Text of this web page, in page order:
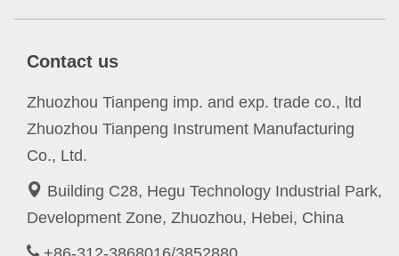
Contact us
Zhuozhou Tianpeng imp. and exp. trade co., ltd
Zhuozhou Tianpeng Instrument Manufacturing
Co., Ltd.
Building C28, Hegu Technology Industrial Park,
Development Zone, Zhuozhou, Hebei, China